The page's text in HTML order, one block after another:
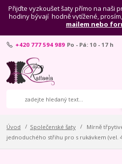
Přijďte vyzkoušet šaty přímo na naši
hodiny bývají hodně vytížené, prosím,
mailem nebo
+420 777 594 989 Po - Pá: 10 - 17 h
Úvod Společenské šaty
Mírně
jednoduchého střihu pro s rukávkem (vel.